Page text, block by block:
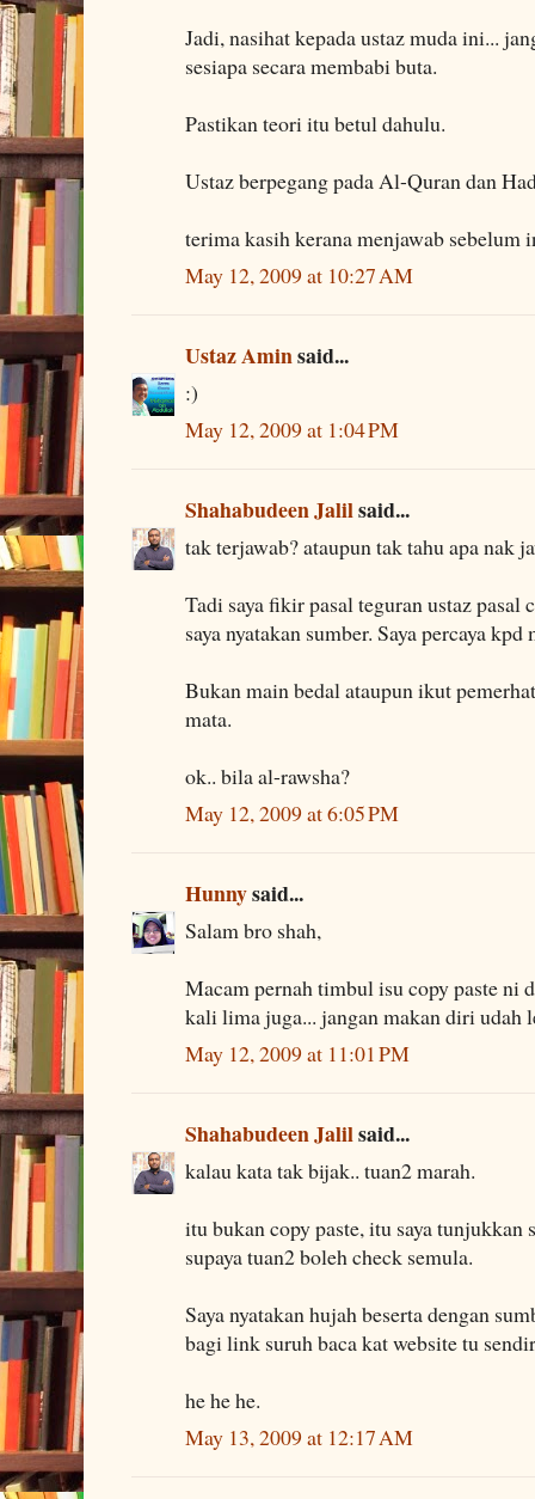
Jadi, nasihat kepada ustaz muda ini...
sesiapa secara membabi buta.
Pastikan teori itu betul dahulu.
Ustaz berpegang pada Al-Quran dan
terima kasih kerana menjawab sebelum
May 12, 2009 at 10:27 AM
Ustaz Aminsaid...
:)
May 12, 2009 at 1:04 PM
Shahabudeen Jalilsaid...
tak terjawab? ataupun tak tahu apa nak
Tadi saya fikir pasal teguran ustaz pasal
saya nyatakan sumber. Saya percaya
Bukan main bedal ataupun ikut
mata.
ok.. bila al-rawsha?
May 12, 2009 at 6:05 PM
Hunnysaid...
Salam bro shah,
Macam pernah timbul isu copy paste ni
kali lima juga... jangan makan diri udah
May 12, 2009 at 11:01 PM
Shahabudeen Jalilsaid...
kalau kata tak bijak.. tuan2 marah.
itu bukan copy paste, itu saya tunjukkan
supaya tuan2 boleh check semula.
Saya nyatakan hujah beserta dengan
bagi link suruh baca kat website tu
he he he.
May 13, 2009 at 12:17 AM